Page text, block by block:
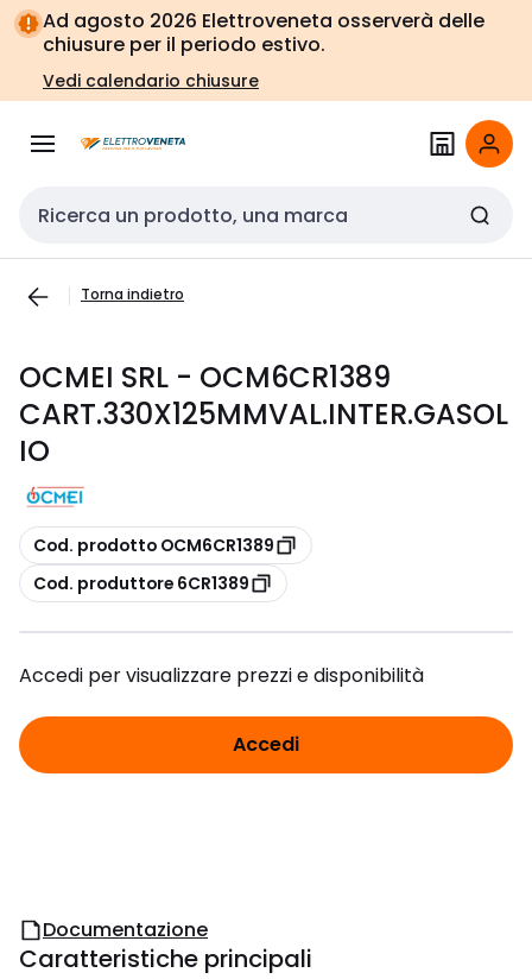
Vai alla
navigazione
Vai
alla
pagina
Ad agosto 2026 Elettroveneta osserverà delle
chiusure per il periodo estivo.
Vedi calendario chiusure
Cerca input
Torna indietro
OCMEI SRL - OCM6CR1389
CART.330X125MMVAL.INTER.GASOL
IO
copia
Cod. prodotto OCM6CR1389
copia
Cod. produttore 6CR1389
Accedi per visualizzare prezzi e disponibilità
Accedi
Documentazione
Caratteristiche principali